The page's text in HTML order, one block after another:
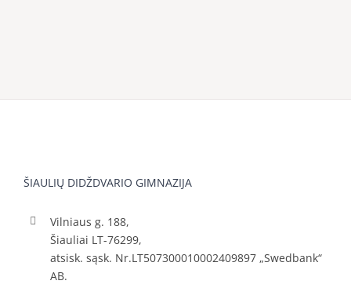
ŠIAULIŲ DIDŽDVARIO GIMNAZIJA
Vilniaus g. 188,
Šiauliai LT-76299,
atsisk. sąsk. Nr.LT507300010002409897 „Swedbank“
AB.